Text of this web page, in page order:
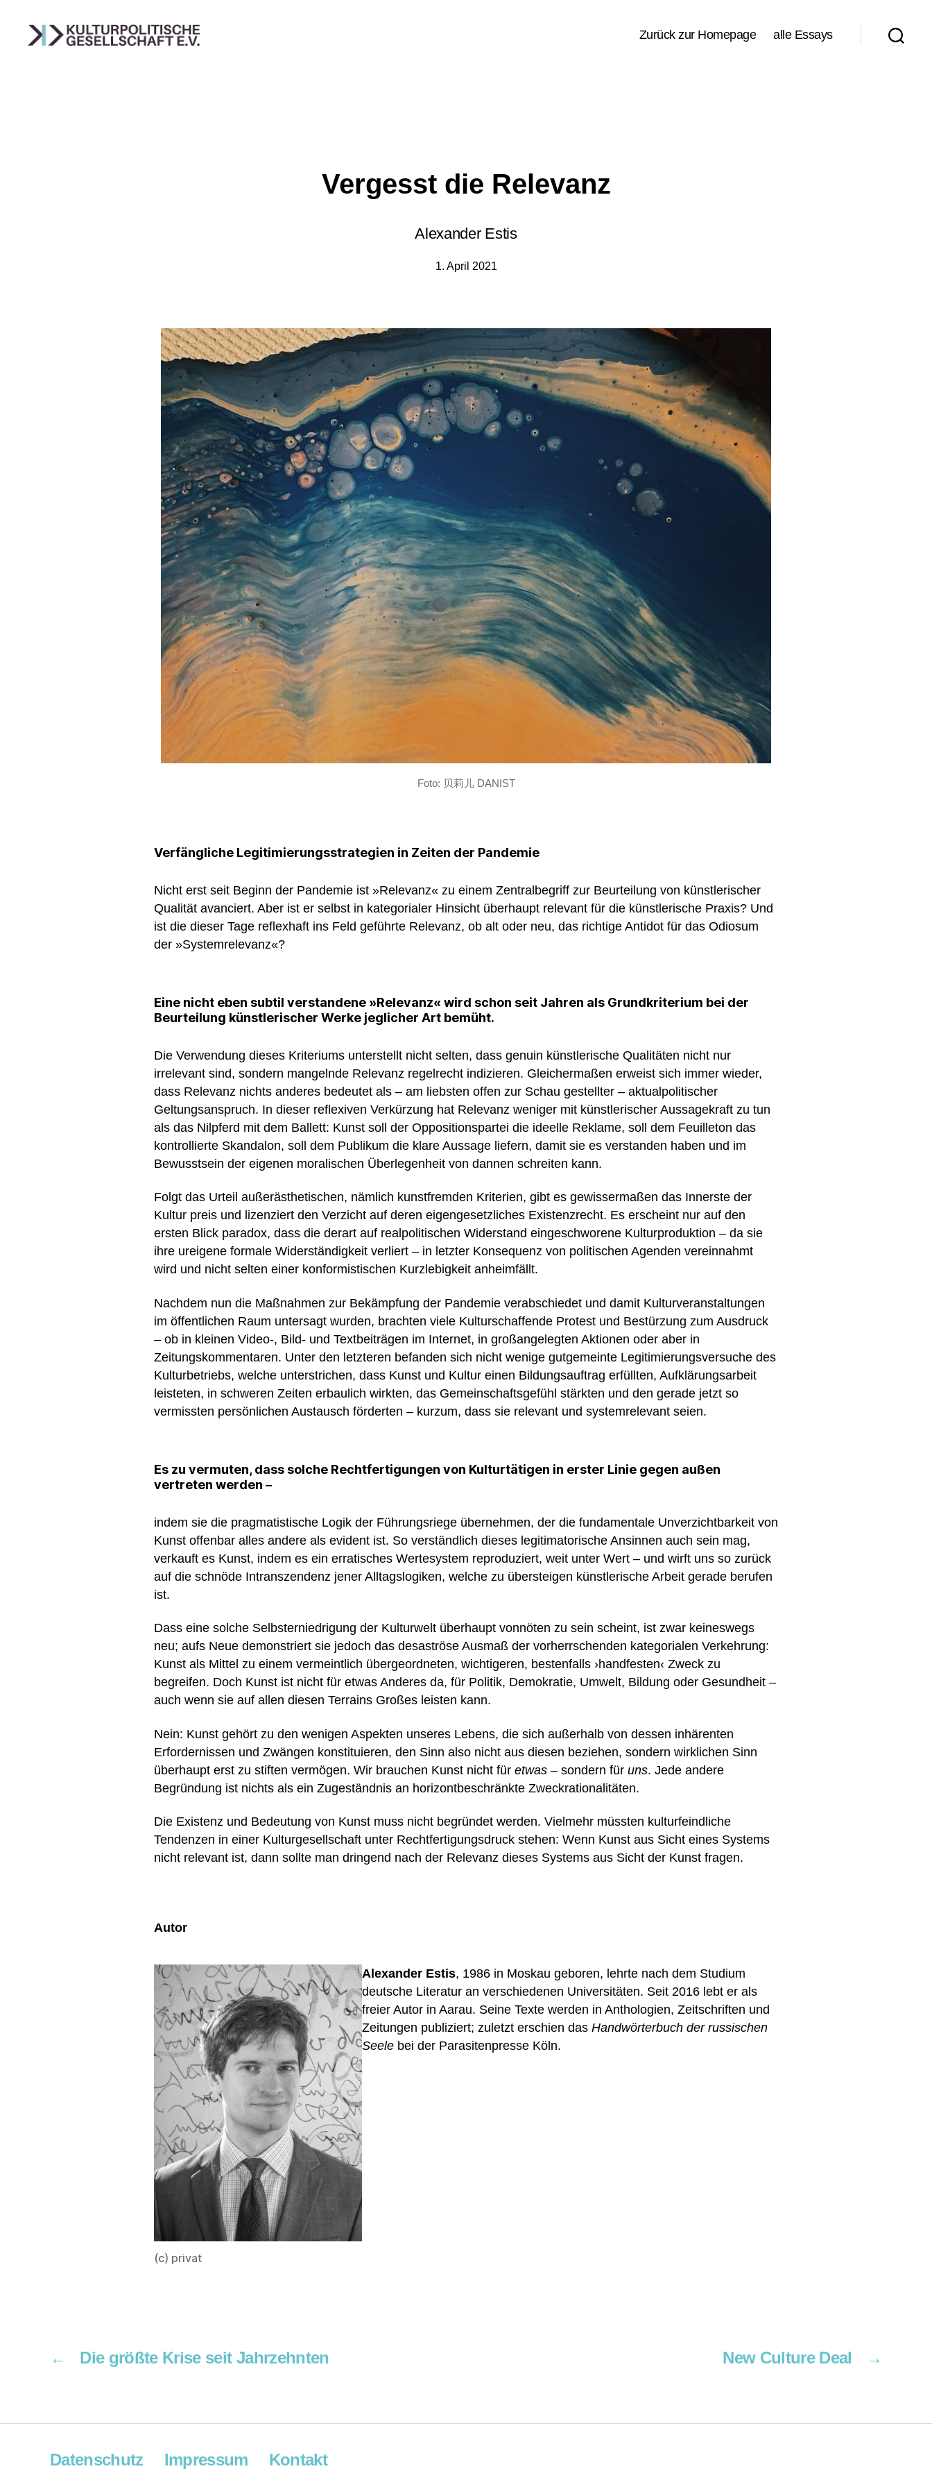
Zurück zur Homepage alle Essays
Vergesst die Relevanz
Alexander Estis
1. April 2021
Foto: 贝莉儿 DANIST
Verfängliche Legitimierungsstrategien in Zeiten der Pandemie
Nicht erst seit Beginn der Pandemie ist »Relevanz« zu einem Zentralbegriff zur Beurteilung von künstlerischer
Qualität avanciert. Aber ist er selbst in kategorialer Hinsicht überhaupt relevant für die künstlerische Praxis? Und
ist die dieser Tage reflexhaft ins Feld geführte Relevanz, ob alt oder neu, das richtige Antidot für das Odiosum
der »Systemrelevanz«?
Eine nicht eben subtil verstandene »Relevanz« wird schon seit Jahren als Grundkriterium bei der
Beurteilung künstlerischer Werke jeglicher Art bemüht.
Die Verwendung dieses Kriteriums unterstellt nicht selten, dass genuin künstlerische Qualitäten nicht nur
irrelevant sind, sondern mangelnde Relevanz regelrecht indizieren. Gleichermaßen erweist sich immer wieder,
dass Relevanz nichts anderes bedeutet als – am liebsten offen zur Schau gestellter – aktualpolitischer
Geltungsanspruch. In dieser reflexiven Verkürzung hat Relevanz weniger mit künstlerischer Aussagekraft zu tun
als das Nilpferd mit dem Ballett: Kunst soll der Oppositionspartei die ideelle Reklame, soll dem Feuilleton das
kontrollierte Skandalon, soll dem Publikum die klare Aussage liefern, damit sie es verstanden haben und im
Bewusstsein der eigenen moralischen Überlegenheit von dannen schreiten kann.
Folgt das Urteil außerästhetischen, nämlich kunstfremden Kriterien, gibt es gewissermaßen das Innerste der
Kultur preis und lizenziert den Verzicht auf deren eigengesetzliches Existenzrecht. Es erscheint nur auf den
ersten Blick paradox, dass die derart auf realpolitischen Widerstand eingeschworene Kulturproduktion – da sie
ihre ureigene formale Widerständigkeit verliert – in letzter Konsequenz von politischen Agenden vereinnahmt
wird und nicht selten einer konformistischen Kurzlebigkeit anheimfällt.
Nachdem nun die Maßnahmen zur Bekämpfung der Pandemie verabschiedet und damit Kulturveranstaltungen
im öffentlichen Raum untersagt wurden, brachten viele Kulturschaffende Protest und Bestürzung zum Ausdruck
– ob in kleinen Video-, Bild- und Textbeiträgen im Internet, in großangelegten Aktionen oder aber in
Zeitungskommentaren. Unter den letzteren befanden sich nicht wenige gutgemeinte Legitimierungsversuche des
Kulturbetriebs, welche unterstrichen, dass Kunst und Kultur einen Bildungsauftrag erfüllten, Aufklärungsarbeit
leisteten, in schweren Zeiten erbaulich wirkten, das Gemeinschaftsgefühl stärkten und den gerade jetzt so
vermissten persönlichen Austausch förderten – kurzum, dass sie relevant und systemrelevant seien.
Es zu vermuten, dass solche Rechtfertigungen von Kulturtätigen in erster Linie gegen außen
vertreten werden –
indem sie die pragmatistische Logik der Führungsriege übernehmen, der die fundamentale Unverzichtbarkeit von
Kunst offenbar alles andere als evident ist. So verständlich dieses legitimatorische Ansinnen auch sein mag,
verkauft es Kunst, indem es ein erratisches Wertesystem reproduziert, weit unter Wert – und wirft uns so zurück
auf die schnöde Intranszendenz jener Alltagslogiken, welche zu übersteigen künstlerische Arbeit gerade berufen
ist.
Dass eine solche Selbsterniedrigung der Kulturwelt überhaupt vonnöten zu sein scheint, ist zwar keineswegs
neu; aufs Neue demonstriert sie jedoch das desaströse Ausmaß der vorherrschenden kategorialen Verkehrung:
Kunst als Mittel zu einem vermeintlich übergeordneten, wichtigeren, bestenfalls ›handfesten‹ Zweck zu
begreifen. Doch Kunst ist nicht für etwas Anderes da, für Politik, Demokratie, Umwelt, Bildung oder Gesundheit –
auch wenn sie auf allen diesen Terrains Großes leisten kann.
Nein: Kunst gehört zu den wenigen Aspekten unseres Lebens, die sich außerhalb von dessen inhärenten
Erfordernissen und Zwängen konstituieren, den Sinn also nicht aus diesen beziehen, sondern wirklichen Sinn
überhaupt erst zu stiften vermögen. Wir brauchen Kunst nicht für etwas – sondern für uns. Jede andere
Begründung ist nichts als ein Zugeständnis an horizontbeschränkte Zweckrationalitäten.
Die Existenz und Bedeutung von Kunst muss nicht begründet werden. Vielmehr müssten kulturfeindliche
Tendenzen in einer Kulturgesellschaft unter Rechtfertigungsdruck stehen: Wenn Kunst aus Sicht eines Systems
nicht relevant ist, dann sollte man dringend nach der Relevanz dieses Systems aus Sicht der Kunst fragen.
Autor
(c) privat
Alexander Estis, 1986 in Moskau geboren, lehrte nach dem Studium
deutsche Literatur an verschiedenen Universitäten. Seit 2016 lebt er als
freier Autor in Aarau. Seine Texte werden in Anthologien, Zeitschriften und
Zeitungen publiziert; zuletzt erschien das Handwörterbuch der russischen
Seelebei der Parasitenpresse Köln.
← Die größte Krise seit Jahrzehnten →
New Culture Deal
Datenschutz Impressum Kontakt